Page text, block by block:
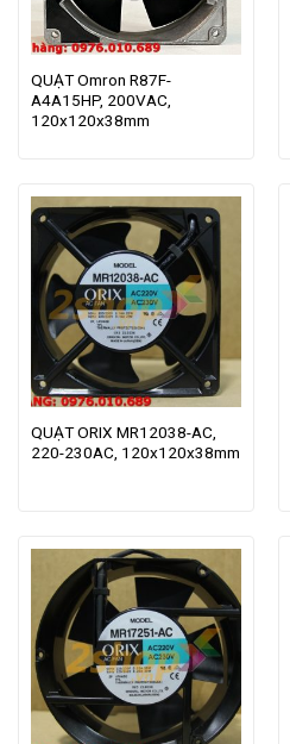
QUẠT Omron R87F-
A4A15HP, 200VAC,
120x120x38mm
QUẠT ORIX MR12038-AC,
220-230AC, 120x120x38mm